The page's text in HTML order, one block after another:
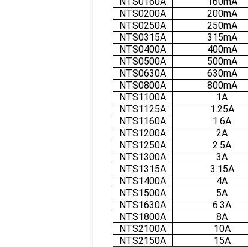
NTS0200A
200mA
NTS0250A
250mA
NTS0315A
315mA
NTS0400A
400mA
NTS0500A
500mA
NTS0630A
630mA
NTS0800A
800mA
NTS1100A
1A
NTS1125A
1.25A
NTS1160A
1.6A
NTS1200A
2A
NTS1250A
2.5A
NTS1300A
3A
NTS1315A
3.15A
NTS1400A
4A
NTS1500A
5A
NTS1630A
6.3A
NTS1800A
8A
NTS2100A
10A
NTS2150A
15A